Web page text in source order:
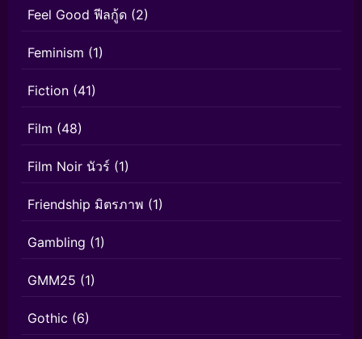
Feel Good ฟีลกู้ด (2)
Feminism (1)
Fiction (41)
Film (48)
Film Noir นัวร์ (1)
Friendship มิตรภาพ (1)
Gambling (1)
GMM25 (1)
Gothic (6)